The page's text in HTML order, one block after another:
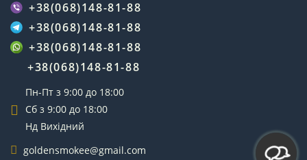
+38(068)148-81-88
+38(068)148-81-88
+38(068)148-81-88
+38(068)148-81-88
Пн-Пт з 9:00 до 18:00
Сб з 9:00 до 18:00
Нд Вихідний
goldensmokee@gmail.com